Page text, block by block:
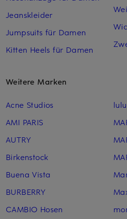
Jeanskleider
Jumpsuits für Damen
Kitten Heels für Damen
Weitere Marken
Acne Studios
AMI PARIS
AUTRY
Birkenstock
Buena Vista
BURBERRY
CAMBIO Hosen